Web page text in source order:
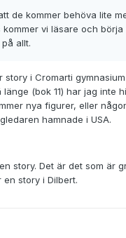
de kommer behöva lite
kommer vi läsare och
allt.
story i Cromarti
länge (bok 11) har jag inte
nya figurer, eller
hamnade i USA.
story. Det är det som är
story i Dilbert.